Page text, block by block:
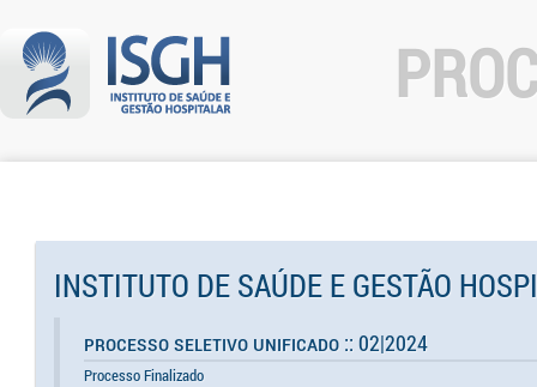
INSTITUTO DE SAÚDE E GESTÃO
Processo Seletivo Unificado :: 02|2024
Processo Finalizado